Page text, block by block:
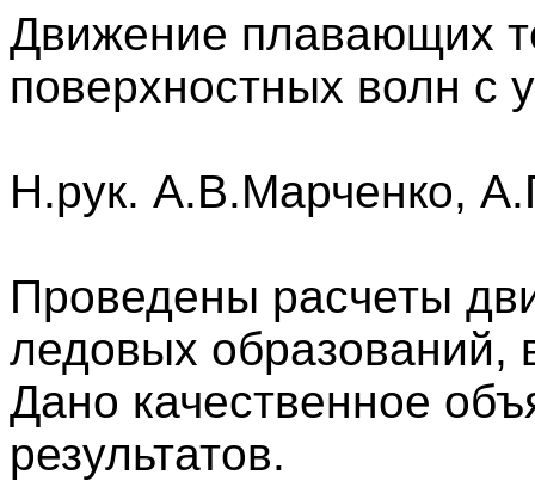
Движение плавающих
поверхностных волн с
Н.рук. А.В.Марченко,
Проведены расчеты
ледовых образований,
Дано качественное
результатов.